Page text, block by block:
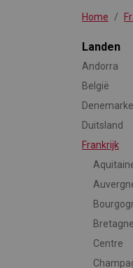
Home
Landen
Andorra
België
Duitsland
Frankrijk
Bretagne
Centre